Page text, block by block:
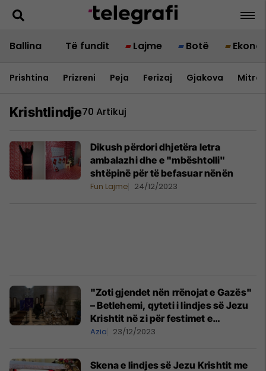
Ballina Të fundit Lajme Botë
Prishtina Prizreni Peja Ferizaj Gjakova
Krishtlindje70 Artikuj
Dikush përdori dhjetëra letra
ambalazhi dhe e "mbështolli"
shtëpinë për të befasuar nënën
Fun Lajme 24/12/2023
"Zoti gjendet nën rrënojat e Gazës"
– Betlehemi, qyteti i lindjes së Jezu
Krishtit në zi për festimet e
Krishtlindjeve këtë vit
Azia 23/12/2023
Skena e lindjes së Jezu Krishtit me